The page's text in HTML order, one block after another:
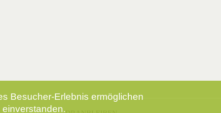
Besucher-Erlebnis ermöglichen